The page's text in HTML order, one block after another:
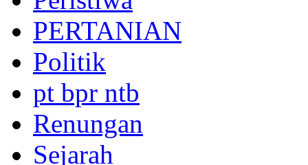
PERTANIAN
Politik
pt bpr ntb
Renungan
Sejarah